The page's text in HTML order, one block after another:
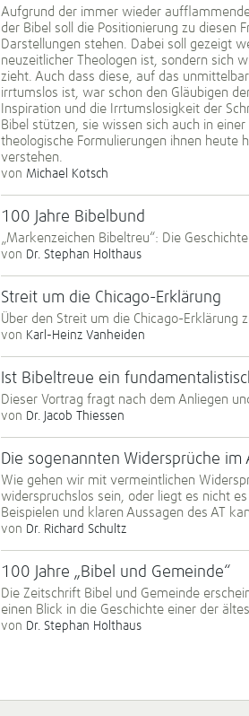
Aufgrund der immer wieder
der Bibel soll die Positionierung zu diesen
Darstellungen stehen. Dabei soll gezeigt
neuzeitlicher Theologen ist, sondern sich
zieht. Auch dass diese, auf das
irrtumslos ist, war schon den Gläubigen
Inspiration und die Irrtumslosigkeit der
Bibel stützen, sie wissen sich auch in
theologische Formulierungen ihnen heute
verstehen.
von Michael Kotsch
100 Jahre Bibelbund
„Markenzeichen Bibeltreu“: Die
von Dr. Stephan Holthaus
Streit um die Chicago-Erklärung
Über den Streit um die Chicago-Erklärung
von Karl-Heinz Vanheiden
Ist Bibeltreue ein
Dieser Vortrag fragt nach dem Anliegen
von Dr. Jacob Thiessen
Die sogenannten Widersprüche im
Wie gehen wir mit vermeintlichen
widerspruchslos sein, oder liegt es nicht
Beispielen und klaren Aussagen des AT
von Dr. Richard Schultz
100 Jahre „Bibel und Gemeinde“
Die Zeitschrift Bibel und Gemeinde
einen Blick in die Geschichte einer der
von Dr. Stephan Holthaus